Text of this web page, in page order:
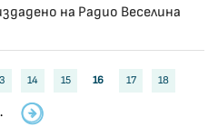
на Радио Веселина
14 15 16 17 18